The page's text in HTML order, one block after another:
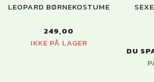
LEOPARD BØRNEKOSTUME
249,00
IKKE PÅ LAGER
DU